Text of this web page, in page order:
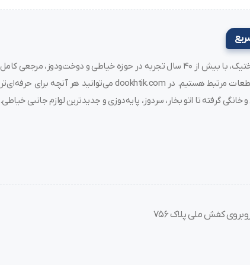
به دوختیک خوش آمدید! 🌟 ما در فروشگاه چرخ خیاطی دوختیک، با بیش از ۴۰ سال تجربه در حوزه خیاطی و دوخت‌ودوز، مرجعی کامل
برای خرید چرخ خیاطی، قیمت چرخ خیاطی، لوازم جانبی و قطعات مرتبط هستیم. در dookhtik.com می‌توانید هر آنچه برای حرفه‌ای‌تر
گرفته تا اتو بخار، سردوز، پایه‌دوزی و جدیدترین لوازم جانبی خیاطی.
کفش ملی پلاک 756